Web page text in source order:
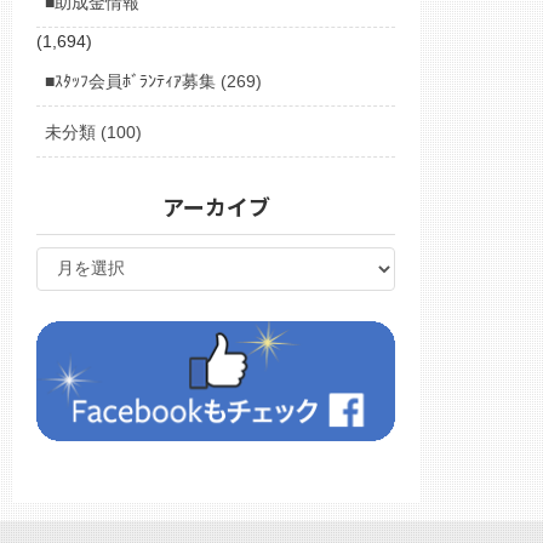
(1,694)
■ｽﾀｯﾌ会員ﾎﾞﾗﾝﾃｨｱ募集 (269)
未分類 (100)
アーカイブ